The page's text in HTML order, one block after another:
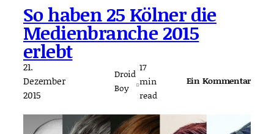
So haben 25 Kölner die
Medienbranche 2015
erlebt
21.
Dezember
2015
Droid
Boy
17
min
read
Ein Kommentar